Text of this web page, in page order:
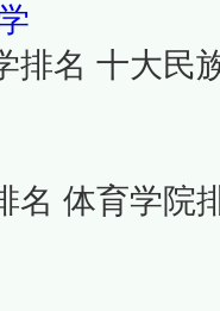
排名 十大民
名 体育学院